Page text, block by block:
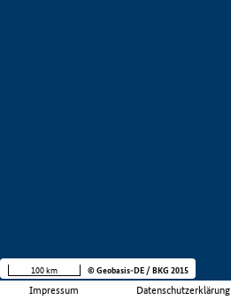
Impressum Datenschutzerklärung
100 km © Geobasis-DE / BKG 2015